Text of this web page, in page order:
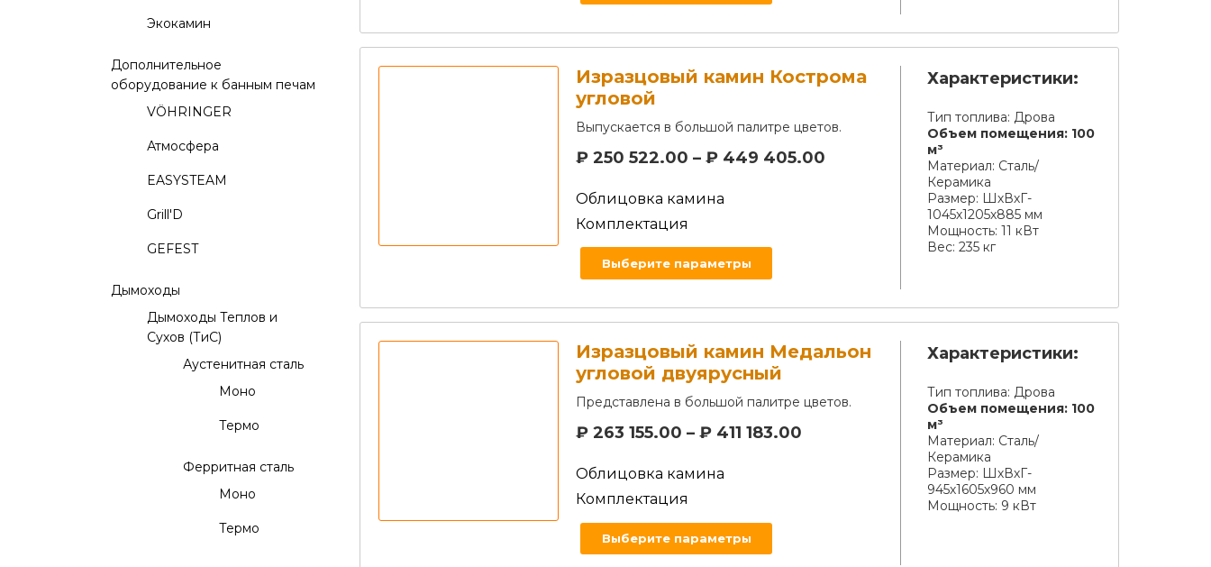
Экокамин
Дополнительное
оборудование к банным печам
VÖHRINGER
Атмосфера
EASYSTEAM
Grill'D
GEFEST
Дымоходы
Дымоходы Теплов и
Сухов (ТиС)
Аустенитная сталь
Моно
Термо
Ферритная сталь
Моно
Термо
Изразцовый камин Кострома
угловой
Выпускается в большой палитре цветов.
₽ 250 522.00 –₽ 449 405.00
Облицовка камина
Комплектация
Выберите параметры
Характеристики:
Тип топлива: Дрова
Объем помещения: 100
м³
Материал: Сталь/
Керамика
Размер: ШхВхГ-
1045х1205х885 мм
Мощность:11 кВт
Вес:235 кг
Изразцовый камин Медальон
угловой двуярусный
Представлена в большой палитре цветов.
₽ 263 155.00 –₽ 411 183.00
Облицовка камина
Комплектация
Выберите параметры
Характеристики:
Тип топлива: Дрова
Объем помещения: 100
м³
Материал: Сталь/
Керамика
Размер: ШхВхГ-
945х1605х960 мм
Мощность: 9 кВт